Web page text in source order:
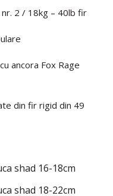
2 / 18kg – 40lb fir
ancora Fox Rage
din fir rigid din 49
shad 16-18cm
shad 18-22cm